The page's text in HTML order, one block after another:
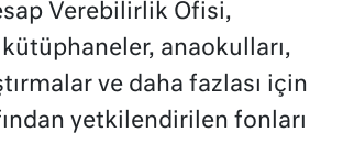
Verebilirlik Ofisi,
anaokulları,
ve daha fazlası için
yetkilendirilen fonları